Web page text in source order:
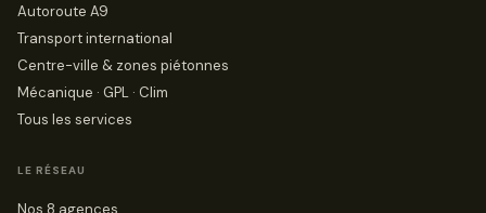
Autoroute A9
Transport international
Centre-ville & zones piétonnes
Mécanique · GPL · Clim
Tous les services
LE RÉSEAU
Nos 8 agences